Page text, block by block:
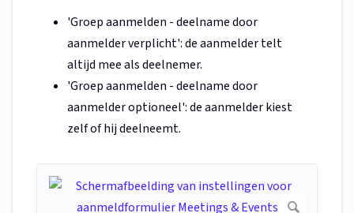
'Groep aanmelden - deelname door
aanmelder verplicht': de aanmelder telt
altijd mee als deelnemer.
'Groep aanmelden - deelname door
aanmelder optioneel': de aanmelder kiest
zelf of hij deelneemt.